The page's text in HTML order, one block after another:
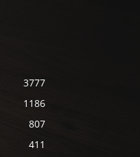
3777
1186
807
411